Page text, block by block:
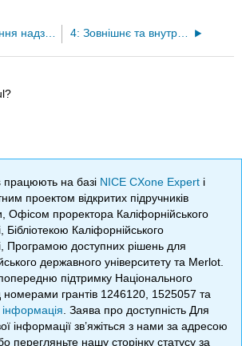
3.8: Управління надзвичайними ситуаціями та системою 4: Зовнішнє та внутрішнє організаційне середовище та корпоративна культура
працюють на базі NICE CXone Expert і
проектом відкритих підручників
Офісом проректора Каліфорнійського
Бібліотекою Каліфорнійського
Програмою доступних рішень для
державного університету та Merlot.
підтримку Національного
номерами грантів 1246120, 1525057 та
. Заява про доступність Для
інформації зв’яжіться з нами за адресою
перегляньте нашу сторінку статусу за